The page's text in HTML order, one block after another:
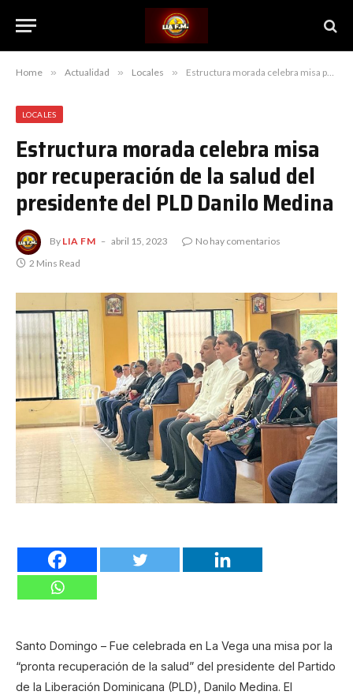
Home » Actualidad » Locales » Estructura morada celebra misa por recuperación de la salud del presidente del PLD Danilo Medina
LOCALES
Estructura morada celebra misa
por recuperación de la salud del
presidente del PLD Danilo Medina
By LIA FM abril 15, 2023
No hay comentarios
2 Mins Read
Santo Domingo – Fue celebrada en La Vega una misa por la
“pronta recuperación de la salud” del presidente del Partido
de la Liberación Dominicana (PLD), Danilo Medina. El